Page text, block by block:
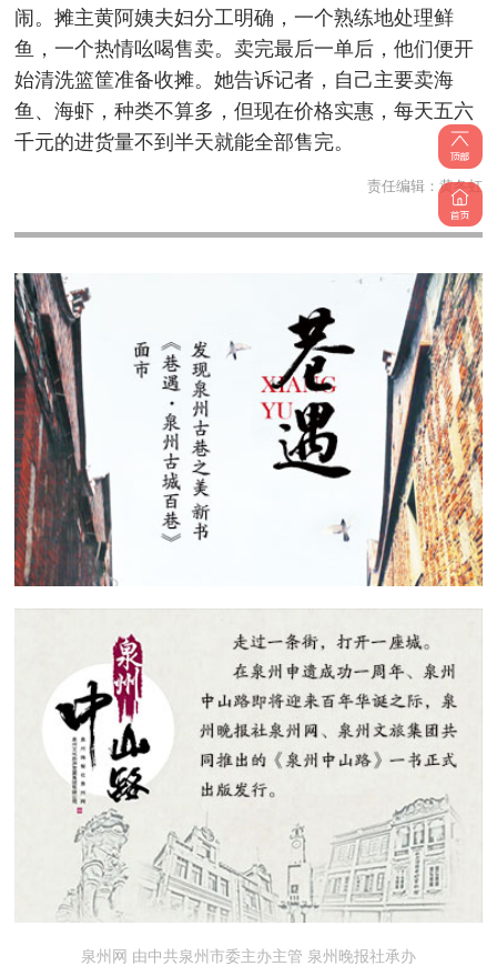
闹。摊主黄阿姨夫妇分工明确，一个熟练地处理鲜
鱼，一个热情吆喝售卖。卖完最后一单后，他们便开
始清洗篮筐准备收摊。她告诉记者，自己主要卖海
鱼、海虾，种类不算多，但现在价格实惠，每天五六
千元的进货量不到半天就能全部售完。
责任编辑： 黄冬虹
泉州网 由中共泉州市委主办主管 泉州晚报社承办